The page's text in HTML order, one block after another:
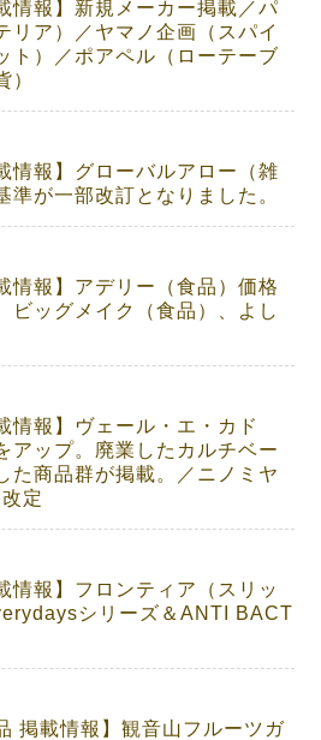
情報】新規メーカー掲載／パ
リア）／ヤマノ企画（スパイ
ト）／ポアペル（ローテーブ
）
情報】グローバルアロー（雑
が一部改訂となりました。
情報】アデリー（食品）価格
ビッグメイク（食品）、よし
情報】ヴェール・エ・カド
アップ。廃業したカルチベー
た商品群が掲載。／ニノミヤ
定
情報】フロンティア（スリッ
シリーズ＆ANTI BACT
掲載情報】観音山フルーツガ